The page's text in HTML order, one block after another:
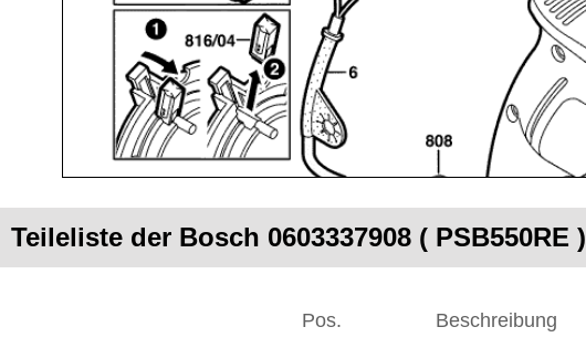
Teileliste der Bosch 0603337908 ( PSB550RE )
Pos. Beschreibung